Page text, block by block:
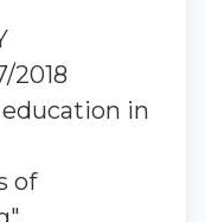
2018
in
of